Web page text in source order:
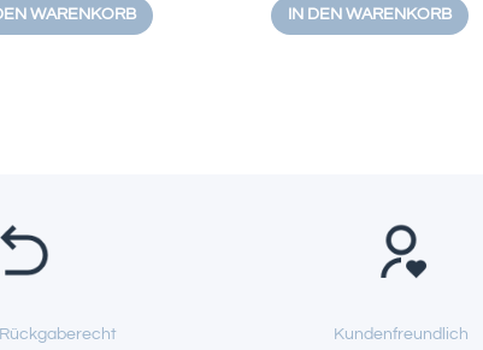
WARENKORB IN DEN WARENKORB
Kundenfreundlich